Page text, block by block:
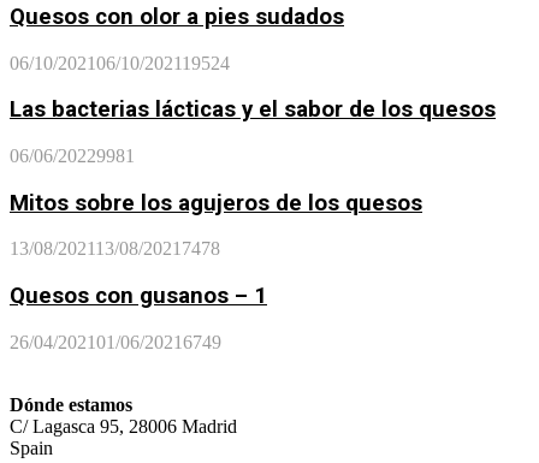
Quesos con olor a pies sudados
06/10/202106/10/202119524
Las bacterias lácticas y el sabor de los quesos
06/06/20229981
Mitos sobre los agujeros de los quesos
13/08/202113/08/20217478
Quesos con gusanos – 1
26/04/202101/06/20216749
Dónde estamos
C/ Lagasca 95, 28006 Madrid
Spain